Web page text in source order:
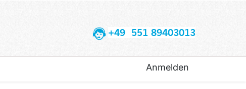
+49 551 89403013
Anmelden